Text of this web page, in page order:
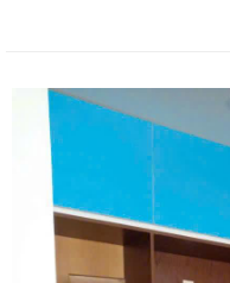
không gian sống hay
cùng liên tục. Trong kiến
mộc gỗ tự nhiên quý hiếm,
minh cùng hệ tủ quần áo
những tài sản đắt giá có
cỗ máy mộc đồ sộ này qua
hẻm chật hẹp, công tác
kỹ thuật mộc chuyên sâu.